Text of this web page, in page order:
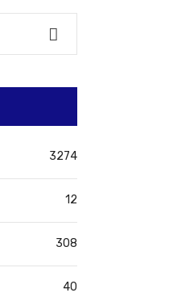
3274
12
308
40